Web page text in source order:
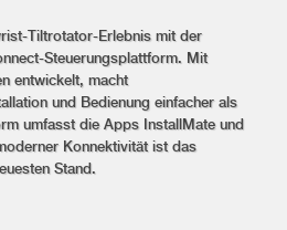
Tiltrotator-Erlebnis mit der
Steuerungsplattform. Mit
entwickelt, macht
und Bedienung einfacher als
umfasst die Apps InstallMate und
Konnektivität ist das
Stand.